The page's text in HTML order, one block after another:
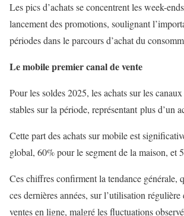
Les pics d’achats se concentrent les week-
lancement des promotions, soulignant
périodes dans le parcours d’achat du
Le mobile premier canal de vente
Pour les soldes 2025, les achats sur les
stables sur la période, représentant plus d’un
Cette part des achats sur mobile est
global, 60% pour le segment de la maison, et
Ces chiffres confirment la tendance générale,
ces dernières années, sur l’utilisation
ventes en ligne, malgré les fluctuations